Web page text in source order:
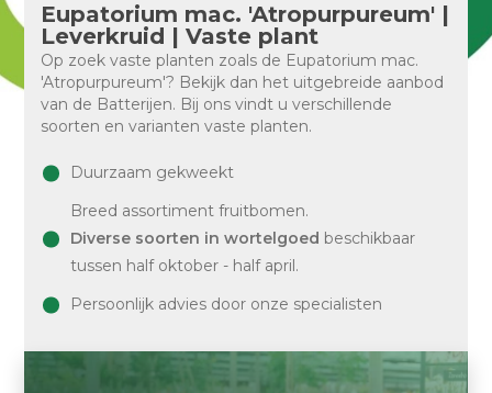
Eupatorium mac. 'Atropurpureum' |
Leverkruid | Vaste plant
Op zoek vaste planten zoals de Eupatorium mac.
'Atropurpureum'? Bekijk dan het uitgebreide aanbod
van de Batterijen. Bij ons vindt u verschillende
soorten en varianten vaste planten.
Duurzaam gekweekt
Breed assortiment fruitbomen.
Diverse soorten in wortelgoed beschikbaar
tussen half oktober - half april.
Persoonlijk advies door onze specialisten